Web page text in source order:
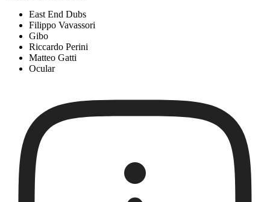
East End Dubs
Filippo Vavassori
Gibo
Riccardo Perini
Matteo Gatti
Ocular